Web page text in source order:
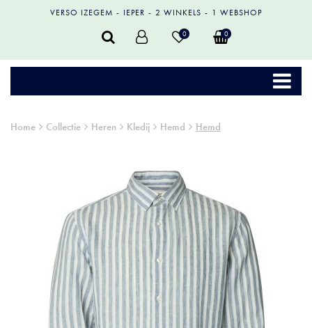
VERSO IZEGEM IEPER 2 WINKELS 1 WEBSHOP
0 0
Home Collectie Heren Kledij Hemd Hemd